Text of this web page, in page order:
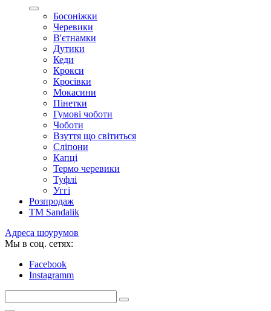
Босоніжки
Черевики
В'єтнамки
Дутики
Кеди
Крокси
Кросівки
Мокасини
Пінетки
Гумові чоботи
Чоботи
Взуття що світиться
Сліпони
Капці
Термо черевики
Туфлі
Уггі
Розпродаж
TM Sandalik
Адреса шоурумов
Мы в соц. сетях:
Facebook
Instagramm